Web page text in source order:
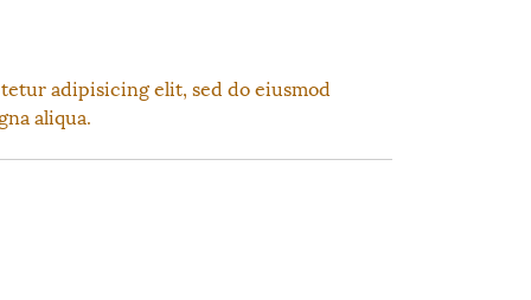
adipisicing elit, sed do eiusmod
aliqua.